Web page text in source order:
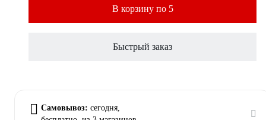
В корзину по 5
Быстрый заказ
Самовывоз: сегодня,